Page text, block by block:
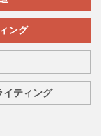
ング
イティング